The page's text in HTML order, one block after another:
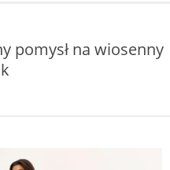
pomysł na wiosenny